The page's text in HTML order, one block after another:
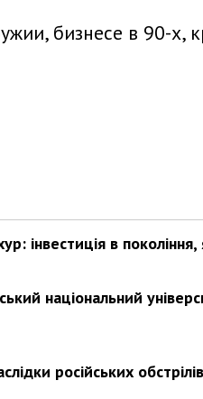
бизнесе в 90-х,
інвестиція в покоління,
національний
російських